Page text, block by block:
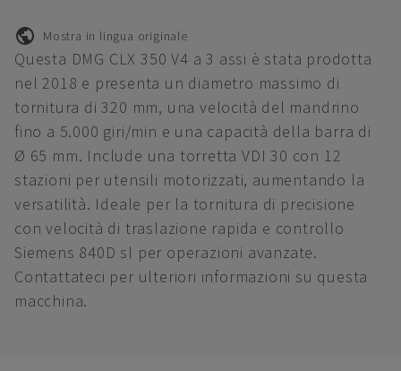
Mostra in lingua originale
Questa DMG CLX 350 V4 a 3 assi è stata prodotta
nel 2018 e presenta un diametro massimo di
tornitura di 320 mm, una velocità del mandrino
fino a 5.000 giri/min e una capacità della barra di
Ø 65 mm. Include una torretta VDI 30 con 12
stazioni per utensili motorizzati, aumentando la
versatilità. Ideale per la tornitura di precisione
con velocità di traslazione rapida e controllo
Siemens 840D sl per operazioni avanzate.
Contattateci per ulteriori informazioni su questa
macchina.